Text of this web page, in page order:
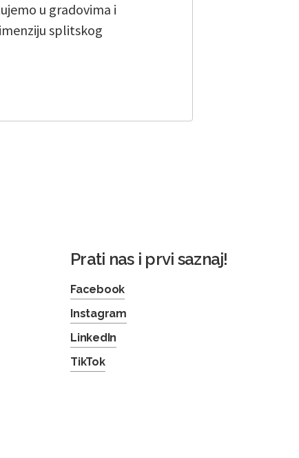
u gradovima i
splitskog
Prati nas i prvi saznaj!
Facebook
Instagram
LinkedIn
TikTok